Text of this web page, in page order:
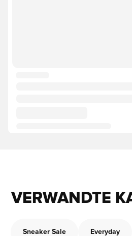
VERWANDTE
Sneaker Sale Everyday